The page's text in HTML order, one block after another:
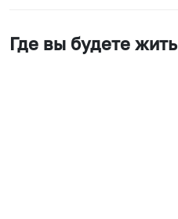
Где вы будете жить